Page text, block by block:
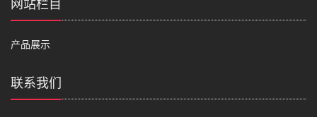
网站栏目
产品展示
联系我们